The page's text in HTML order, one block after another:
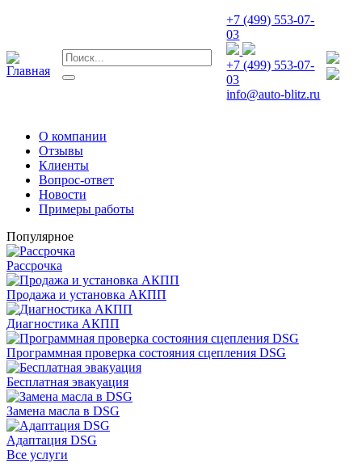
+7 (499) 553-07-
03
+7 (499) 553-07-
03
info@auto-blitz.ru
О компании
Отзывы
Клиенты
Вопрос-ответ
Новости
Примеры работы
Популярное
Рассрочка
Продажа и установка АКПП
Диагностика АКПП
Программная проверка состояния сцепления DSG
Бесплатная эвакуация
Замена масла в DSG
Адаптация DSG
Все услуги